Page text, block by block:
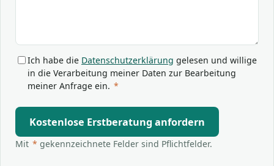
Ich habe die Datenschutzerklärung gelesen und willige
in die Verarbeitung meiner Daten zur Bearbeitung
meiner Anfrage ein. *
Kostenlose Erstberatung anfordern
Mit * gekennzeichnete Felder sind Pflichtfelder.